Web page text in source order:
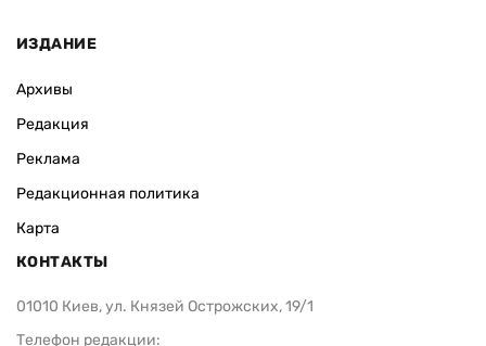
ИЗДАНИЕ
Архивы
Редакция
Реклама
Редакционная политика
Карта
КОНТАКТЫ
01010 Киев, ул. Князей Острожских, 19/1
Телефон редакции: